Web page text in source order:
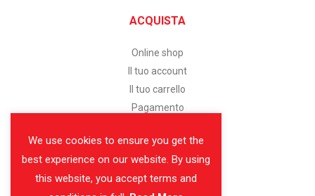
ACQUISTA
Online shop
Il tuo account
Il tuo carrello
Pagamento
SERVIZIO CLIENTI
Assistenza clienti
We use cookies to ensure you get the
best experience on our website. By using
this website, you accept terms and